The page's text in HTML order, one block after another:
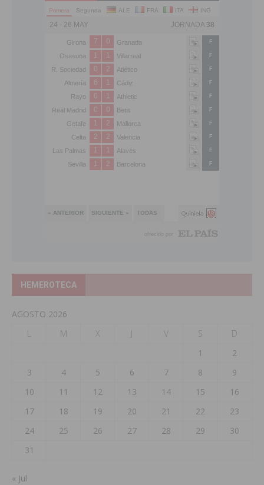
HEMEROTECA
AGOSTO 2026
L
M X J V S
D
1
2
3
4 5 6 7 8
9
10
11 12 13 14 15
16
17
18 19 20 21 22
23
24
25 26 27 28 29
30
31
« Jul